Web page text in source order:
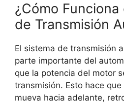
¿Cómo Funciona
de Transmisión
El sistema de transmisión
parte importante del
que la potencia del motor
transmisión. Esto hace
mueva hacia adelante,